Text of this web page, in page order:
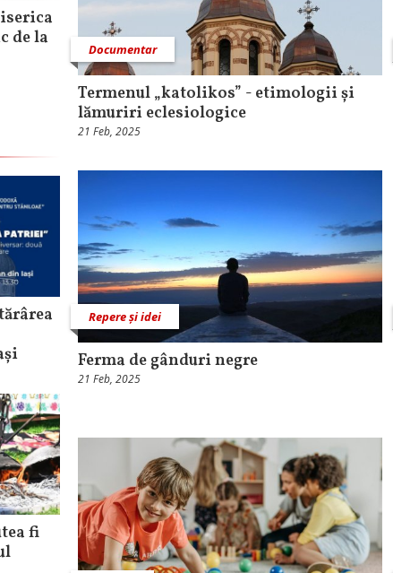
de la
fi
Documentar
Termenul „katolikos” - etimologii și
lămuriri eclesiologice
21 Feb, 2025
Repere și idei
Ferma de gânduri negre
21 Feb, 2025